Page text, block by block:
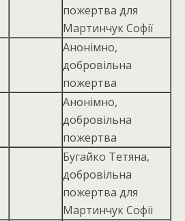
пожертва для
Мартинчук Софiї
Анонімно,
добровільна
пожертва
Анонімно,
добровільна
пожертва
Бугайко Тетяна,
добровiльна
пожертва для
Мартинчук Софii